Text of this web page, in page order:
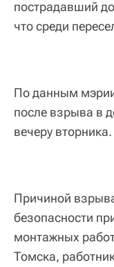
пострадавший
что среди
По данным
после взрыва в
вечеру вторника.
Причиной
безопасности
монтажных
Томска,